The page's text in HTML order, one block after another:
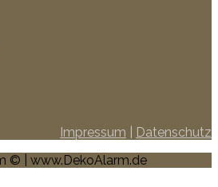
Impressum
Datenschutz
© | www.DekoAlarm.de